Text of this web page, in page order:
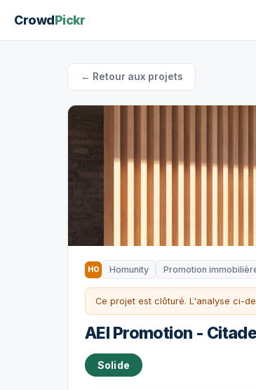
CrowdPickr
← Retour aux projets
HO Homunity Promotion
Ce projet est clôturé. L'analyse ci-
AEI Promotion -
Solide